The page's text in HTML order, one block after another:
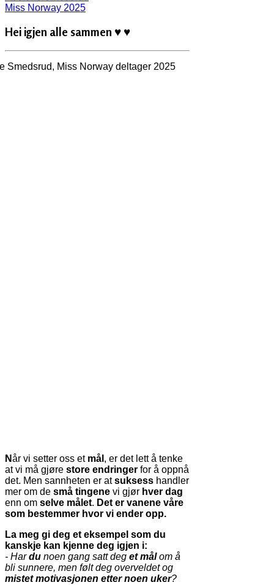
Miss Norway 2025
Hei igjen alle sammen ♥ ♥
Når vi setter oss et mål , er det lett å tenke
at vi må gjøre store endringer for å oppnå
det. Men sannheten er atsuksess handler
mer om de små tingene vi gjør hver dag
enn om selve målet. Det er vanene våre
som bestemmer hvor vi ender opp.
La meg gi deg et eksempel som du
kanskje kan kjenne deg igjen i:
- Hardu noen gang satt deg et målom å
bli sunnere, men følt deg overveldet og
mistet motivasjonen etter noen uker?